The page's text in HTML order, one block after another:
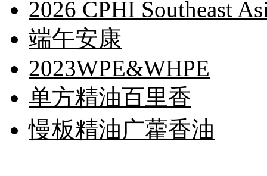
2026 CPHI Southeast
端午安康
2023WPE&WHPE
单方精油百里香
慢板精油广藿香油